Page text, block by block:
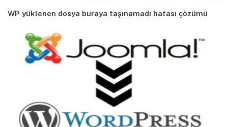
WP yüklenen dosya buraya taşınamadı hatası çözümü